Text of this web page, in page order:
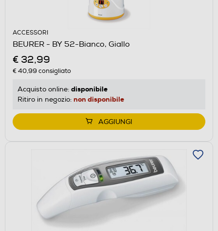
ACCESSORI
BEURER - BY 52-Bianco, Giallo
€ 32,99
€ 40,99 consigliato
Acquisto online: disponibile
Ritiro in negozio: non disponibile
AGGIUNGI